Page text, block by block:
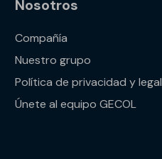
Nosotros
Compañía
Nuestro grupo
Política de privacidad y legal
Únete al equipo GECOL